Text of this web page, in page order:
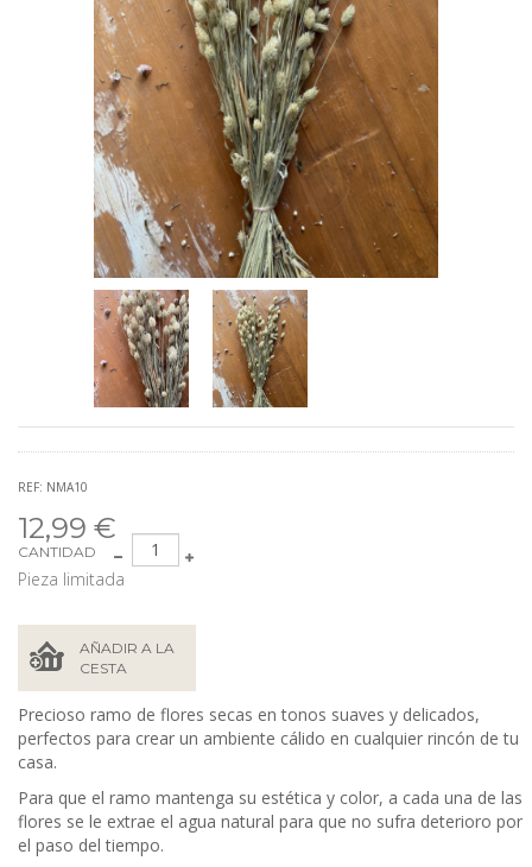
REF: NMA10
12,99 €
CANTIDAD
Pieza limitada
AÑADIR A LA
CESTA
Precioso ramo de flores secas en tonos suaves y delicados,
perfectos para crear un ambiente cálido en cualquier rincón de tu
casa.
Para que el ramo mantenga su estética y color, a cada una de las
flores se le extrae el agua natural para que no sufra deterioro por
el paso del tiempo.